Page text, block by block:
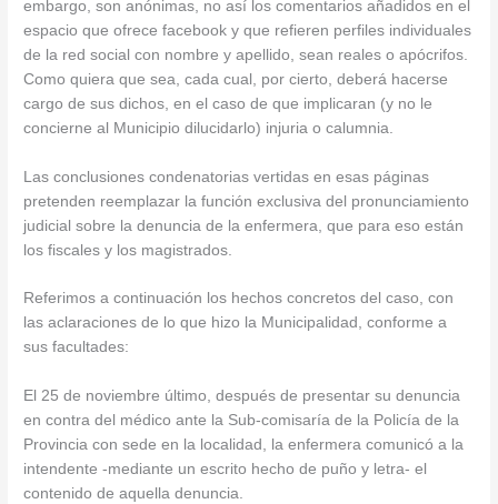
embargo, son anónimas, no así los comentarios añadidos en el
espacio que ofrece facebook y que refieren perfiles individuales
de la red social con nombre y apellido, sean reales o apócrifos.
Como quiera que sea, cada cual, por cierto, deberá hacerse
cargo de sus dichos, en el caso de que implicaran (y no le
concierne al Municipio dilucidarlo) injuria o calumnia.
Las conclusiones condenatorias vertidas en esas páginas
pretenden reemplazar la función exclusiva del pronunciamiento
judicial sobre la denuncia de la enfermera, que para eso están
los fiscales y los magistrados.
Referimos a continuación los hechos concretos del caso, con
las aclaraciones de lo que hizo la Municipalidad, conforme a
sus facultades:
El 25 de noviembre último, después de presentar su denuncia
en contra del médico ante la Sub-comisaría de la Policía de la
Provincia con sede en la localidad, la enfermera comunicó a la
intendente -mediante un escrito hecho de puño y letra- el
contenido de aquella denuncia.